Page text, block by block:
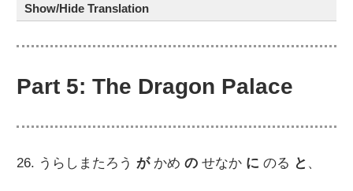
Show/Hide Translation
Part 5: The Dragon Palace
26. うらしまたろうがかめの せなか に のる と 、